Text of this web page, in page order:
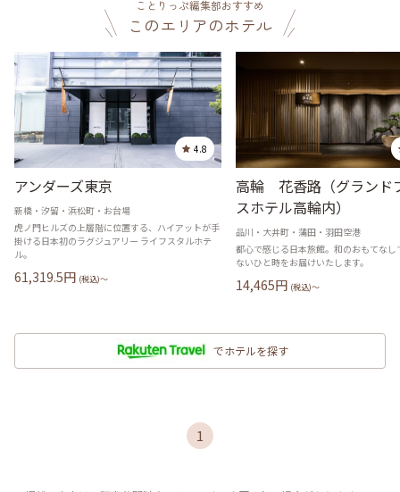
ことりっぷ編集部おすすめ
このエリアのホテル
4.8
アンダーズ東京
新橋・汐留・浜松町・お台場
虎ノ門ヒルズの上層階に位置する、ハイアットが手
掛ける日本初のラグジュアリー ライフスタルホテ
ル。
61,319.5円 (税込)〜
高輪 花香路（グランド
スホテル高輪内）
品川・大井町・蒲田・羽田空港
都心で感じる日本旅館。和のおもてなし
ないひと時をお届けいたします。
14,465円 (税込)〜
でホテルを探す
1